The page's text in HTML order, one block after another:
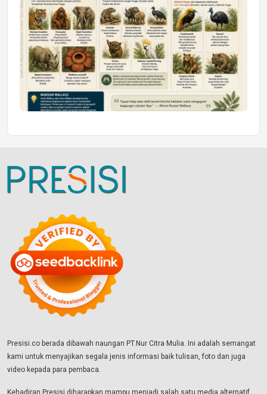
Presisi.co berada dibawah naungan PT.Nur Citra Mulia. Ini adalah semangat
kami untuk menyajikan segala jenis informasi baik tulisan, foto dan juga
video kepada para pembaca.
Kehadiran Presisi diharapkan mampu menjadi salah satu media alternatif